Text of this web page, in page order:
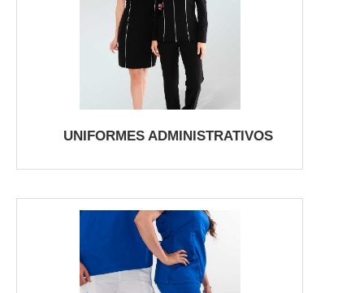
UNIFORMES ADMINISTRATIVOS